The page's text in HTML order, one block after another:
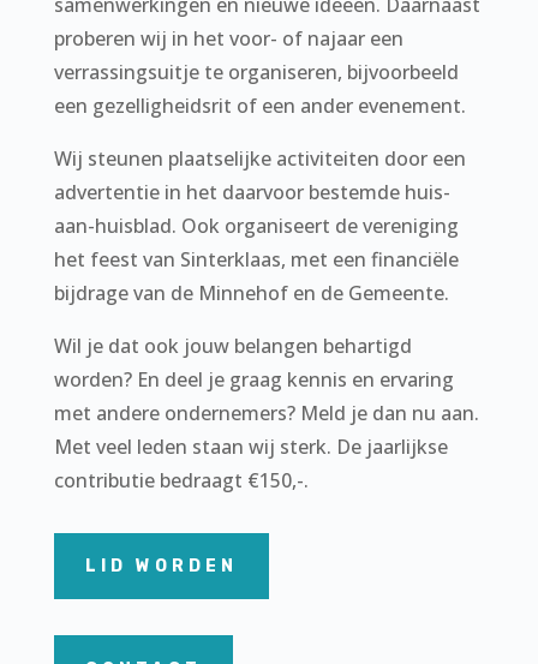
proberen wij in het voor- of najaar een
verrassingsuitje te organiseren, bijvoorbeeld
een gezelligheidsrit of een ander evenement.
Wij steunen plaatselijke activiteiten door een
advertentie in het daarvoor bestemde huis-
aan-huisblad. Ook organiseert de vereniging
het feest van Sinterklaas, met een financiële
bijdrage van de Minnehof en de Gemeente.
Wil je dat ook jouw belangen behartigd
worden? En deel je graag kennis en ervaring
met andere ondernemers? Meld je dan nu aan.
Met veel leden staan wij sterk. De jaarlijkse
contributie bedraagt €150,-.
LID WORDEN